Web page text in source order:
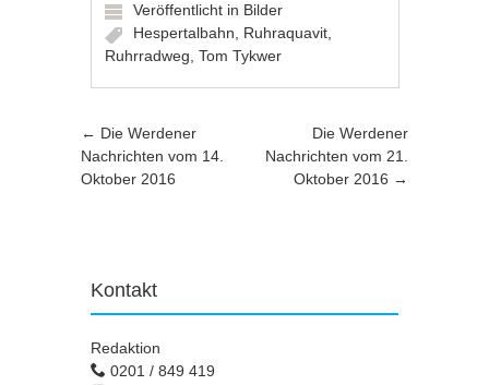
Veröffentlicht in Bilder
Hespertalbahn
Ruhraquavit
Ruhrradweg ,Tom Tykwer
Artikel-Navigation
← Die Werdener
Nachrichten vom 14.
Oktober 2016
Die Werdener
Nachrichten vom 21.
Oktober 2016 →
Kontakt
Redaktion
0201 / 849 419